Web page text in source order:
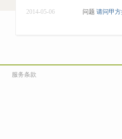
2014-05-06 问题 请问甲
服务条款